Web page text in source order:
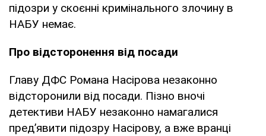
підозри у скоєнні кримінального злочину в
НАБУ немає.
Про відсторонення від посади
Главу ДФС Романа Насірова незаконно
відсторонили від посади. Пізно вночі
детективи НАБУ незаконно намагалися
пред’явити підозру Насірову, а вже вранці